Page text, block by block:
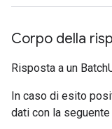
Corpo della
Risposta a un
In caso di esito
dati con la seguente